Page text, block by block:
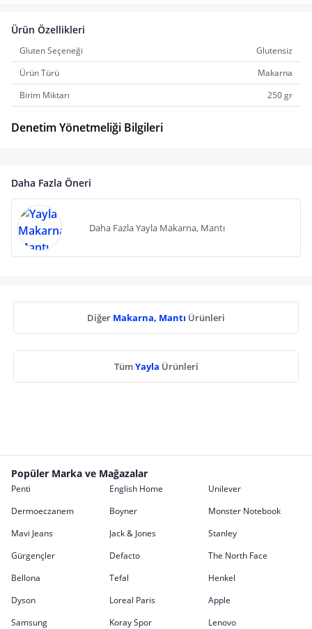
Ürün Özellikleri
Gluten Seçeneği
Glutensiz
Ürün Türü
Makarna
Birim Miktarı
250 gr
Denetim Yönetmeliği Bilgileri
Daha Fazla Öneri
Daha Fazla Yayla Makarna, Mantı
Diğer Makarna, Mantı Ürünleri
TümYayla Ürünleri
Popüler Marka ve Mağazalar
Penti English Home
Unilever
Dermoeczanem
Boyner
Monster Notebook
Mavi Jeans
Jack & Jones
Stanley
Gürgençler
Defacto
The North Face
Bellona
Tefal
Henkel
Dyson
Loreal Paris
Apple
Samsung
Koray Spor Lenovo